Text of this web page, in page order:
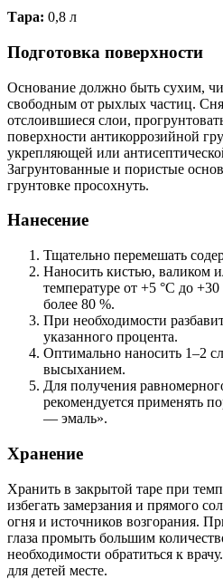
Тара: 0,8 л
Подготовка поверхности
Основание должно быть сухим,
свободным от рыхлых частиц.
отслоившиеся слои,
поверхности антикоррозийной
укрепляющей или
Загрунтованные и пористые
грунтовке просохнуть.
Нанесение
Тщательно перемешать
Наносить кистью, валиком
температуре от +5 °C до
более 80 %.
При необходимости
указанного процента.
Оптимально наносить 1–2
высыханием.
Для получения
рекомендуется применять
— эмаль».
Хранение
Хранить в закрытой таре при
избегать замерзания и прямого
огня и источников возгорания.
глаза промыть большим
необходимости обратиться к
для детей месте.